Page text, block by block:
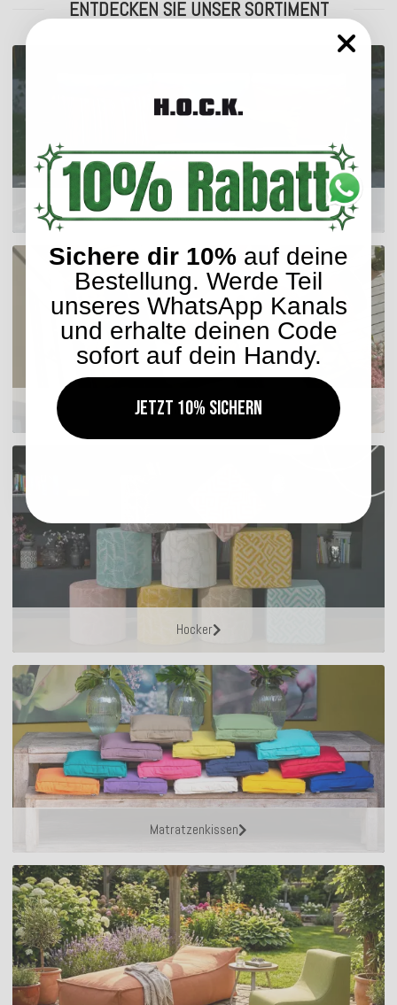
ENTDECKEN SIE UNSER SORTIMENT
Outdoor Kissen
Sitzkissen
Hocker
Matratzenkissen
Sichere dir 10% auf deine
Bestellung. Werde Teil
unseres WhatsApp Kanals
und erhalte deinen Code
sofort auf dein Handy.
Jetzt 10% sichern